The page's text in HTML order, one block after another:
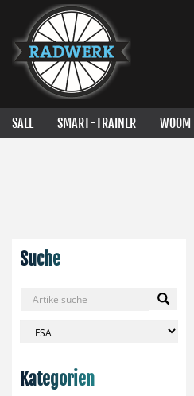
SALE SMART-TRAINER WOOM
Suche
Kategorien